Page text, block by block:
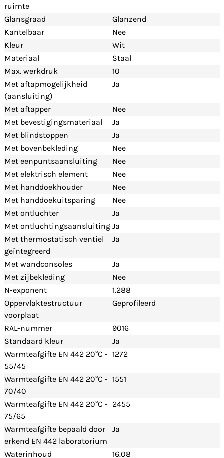
ruimte
Glansgraad
Glanzend
Kantelbaar
Nee
Kleur
Wit
Materiaal
Staal
Max. werkdruk
10
Met aftapmogelijkheid
(aansluiting)
Ja
Met aftapper
Nee
Met bevestigingsmateriaal
Ja
Met blindstoppen
Ja
Met bovenbekleding
Nee
Met eenpuntsaansluiting
Nee
Met elektrisch element
Nee
Met handdoekhouder
Nee
Met handdoekuitsparing
Nee
Met ontluchter
Ja
Met ontluchtingsaansluiting Ja
Met thermostatisch ventiel
geïntegreerd
Ja
Met wandconsoles
Ja
Met zijbekleding
Nee
N-exponent
1.288
Oppervlaktestructuur
voorplaat
Geprofileerd
RAL-nummer
9016
Standaard kleur
Ja
Warmteafgifte EN 442 20°C -
55/45
1272
Warmteafgifte EN 442 20°C -
70/40
1551
Warmteafgifte EN 442 20°C -
75/65
2455
Warmteafgifte bepaald door
erkend EN 442 laboratorium
Ja
Waterinhoud
16.08